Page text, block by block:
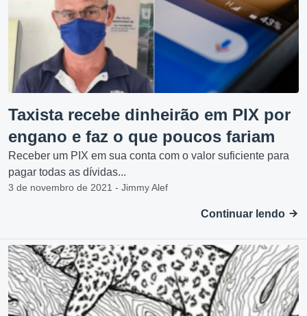
Taxista recebe dinheirão em PIX por
engano e faz o que poucos fariam
Receber um PIX em sua conta com o valor suficiente para
pagar todas as dívidas...
3 de novembro de 2021 - Jimmy Alef
Continuar lendo